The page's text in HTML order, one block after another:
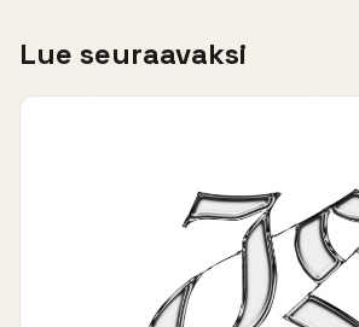
Lue seuraavaksi